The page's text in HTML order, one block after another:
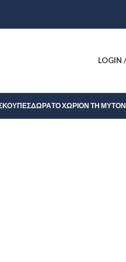
LOGIN
ΚΟΎΠΕΣΔΏΡΑΤΟ ΧΩΡΊΟΝ ΤΗ